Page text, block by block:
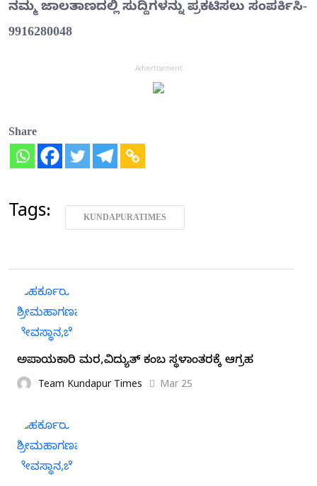
ನಮ್ಮ ಜಾಲತಾಣದಲ್ಲಿ ಸುದ್ದಿಗಳನ್ನು ಪ್ರಕಟಿಸಲು ಸಂಪರ್ಕಿಸಿ-
9916280048
Advertisement
Share
Tags: KUNDAPURATIMES
ಅಪಾಯಕಾರಿ ಮರ,ವಿದ್ಯುತ್ ಕಂಬ ಸ್ಥಳಾಂತರಕ್ಕೆ ಆಗ್ರಹ
Team Kundapur Times Mar 25